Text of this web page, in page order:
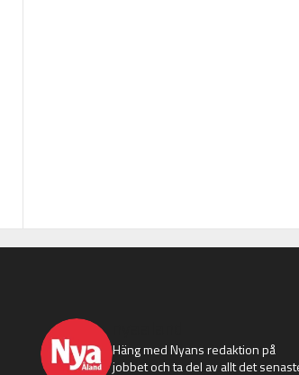
Häng med Nyans redaktion på
jobbet och ta del av allt det